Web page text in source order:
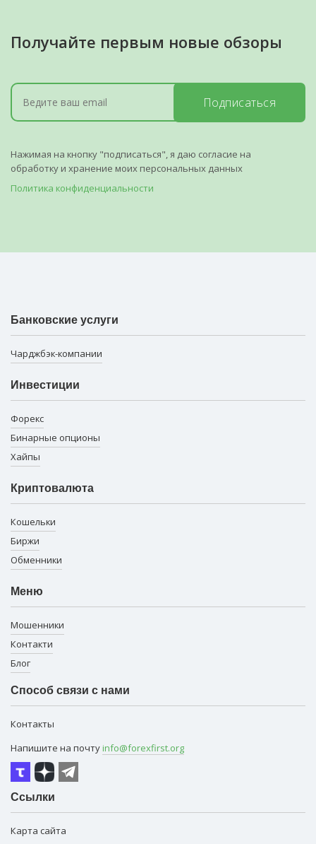
Получайте первым новые обзоры
Подписаться
Нажимая на кнопку "подписаться", я даю согласие на
обработку и хранение моих персональных данных
Политика конфиденциальности
Банковские услуги
Чарджбэк-компании
Инвестиции
Форекс
Бинарные опционы
Хайпы
Криптовалюта
Кошельки
Биржи
Обменники
Меню
Мошенники
Контакти
Блог
Способ связи с нами
Контакты
Напишите на почту info@forexfirst.org
Ссылки
Карта сайта